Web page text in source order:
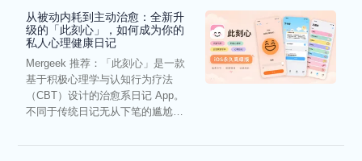
从被动内耗到主动治愈：全新升
级的「此刻心」，如何成为你的
私人心理健康日记
Mergeek 推荐：「此刻心」是一款
基于积极心理学与认知行为疗法
（CBT）设计的治愈系日记 App。
不同于传统日记无从下笔的尴尬，